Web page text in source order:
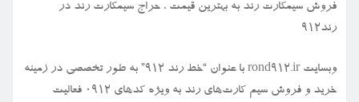
فروش سیمكارت رند به بهترین قیمت ، حراج سیمكارت رند در
رند912
وبسایت rond912.ir با عنوان “خط رند ۹۱۲” به طور تخصصی در زمینه
خرید و فروش سیم کارت‌های رند به ویژه کدهای ۰۹۱۲ فعالیت